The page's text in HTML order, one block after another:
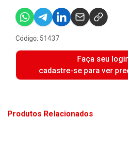
Código: 51437
Faça seu
cadastre-se para ver
Produtos Relacionados